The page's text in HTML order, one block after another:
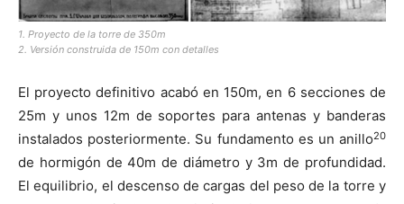
1. Proyecto de la torre de 350m
2. Versión construida de 150m con detalles
El proyecto definitivo acabó en 150m, en 6 secciones de
25m y unos 12m de soportes para antenas y banderas
instalados posteriormente. Su fundamento es un anillo20
de hormigón de 40m de diámetro y 3m de profundidad.
El equilibrio, el descenso de cargas del peso de la torre y